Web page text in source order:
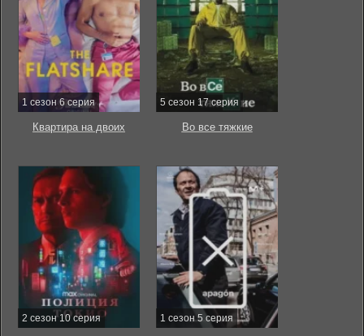
1 сезон 6 серия
Квартира на двоих
5 сезон 17 серия
Во все тяжкие
2 сезон 10 серия 1 сезон 5 серия